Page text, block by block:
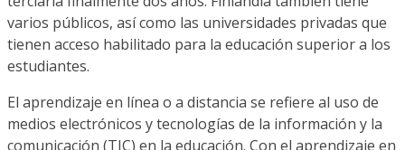
varios públicos, así como las universidades privadas que
tienen acceso habilitado para la educación superior a los
estudiantes.
El aprendizaje en línea o a distancia se refiere al uso de
medios electrónicos y tecnologías de la información y la
comunicación (TIC) en la educación. Con el aprendizaje en